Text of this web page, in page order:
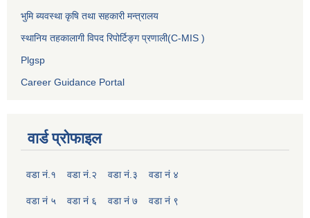
भुमि ब्यवस्था कृषि तथा सहकारी मन्त्रालय
स्थानिय तहकालागी विपद रिपोर्टिङ्ग प्रणाली(C-MIS )
Plgsp
Career Guidance Portal
वार्ड प्रोफाइल
वडा नं.१ वडा नं.२ वडा नं.३ वडा नं ४
वडा नं ५ वडा नं ६ वडा नं ७ वडा नं ९